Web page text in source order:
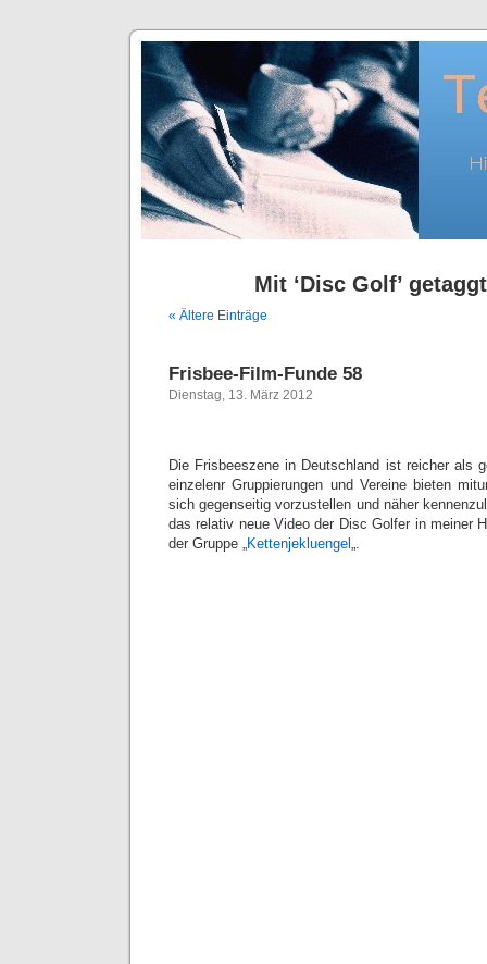
Mit ‘Disc Golf’
« Ältere Einträge
Frisbee-Film-Funde 58
Dienstag, 13. März 2012
Die Frisbeeszene in Deutschland ist reicher als
einzelenr Gruppierungen und Vereine bieten
sich gegenseitig vorzustellen und näher
das relativ neue Video der Disc Golfer in meiner
der Gruppe „Kettenjekluengel „.